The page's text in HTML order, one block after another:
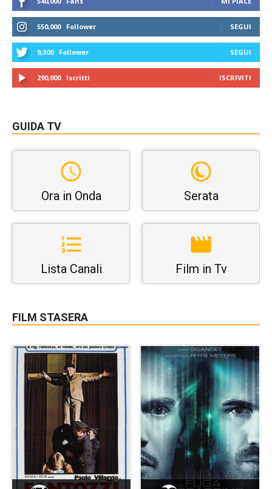
550,000 Follower SEGUI
9,300 Follower SEGUI
290,000 Iscritti ISCRIVITI
GUIDA TV
Ora in Onda Serata
Lista Canali Film in Tv
FILM STASERA